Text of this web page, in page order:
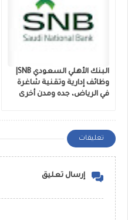
وظائف إدارية وتقنية شاغرة
في الرياض، جده ومدن أخرى
تعليقات
إرسال تعليق